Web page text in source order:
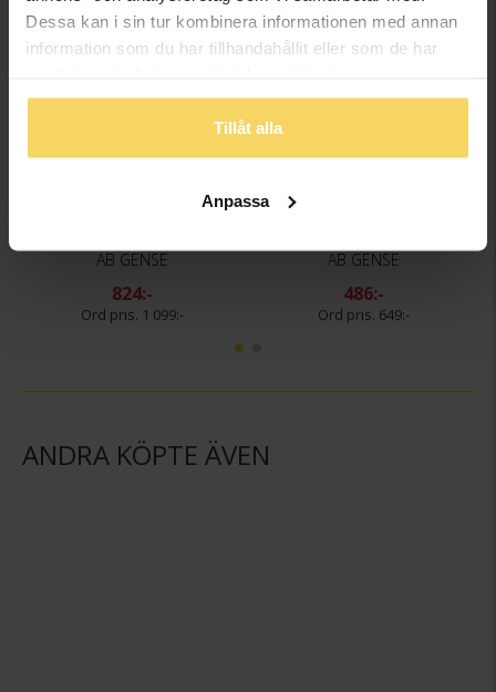
Dessa kan i sin tur kombinera informationen med annan
information som du har tillhandahållit eller som de har
Tillåt alla
Anpassa
25%
AB GENSE
824:-
1 099:-
25%
AB GENSE
486:-
649:-
ANDRA KÖPTE ÄVEN